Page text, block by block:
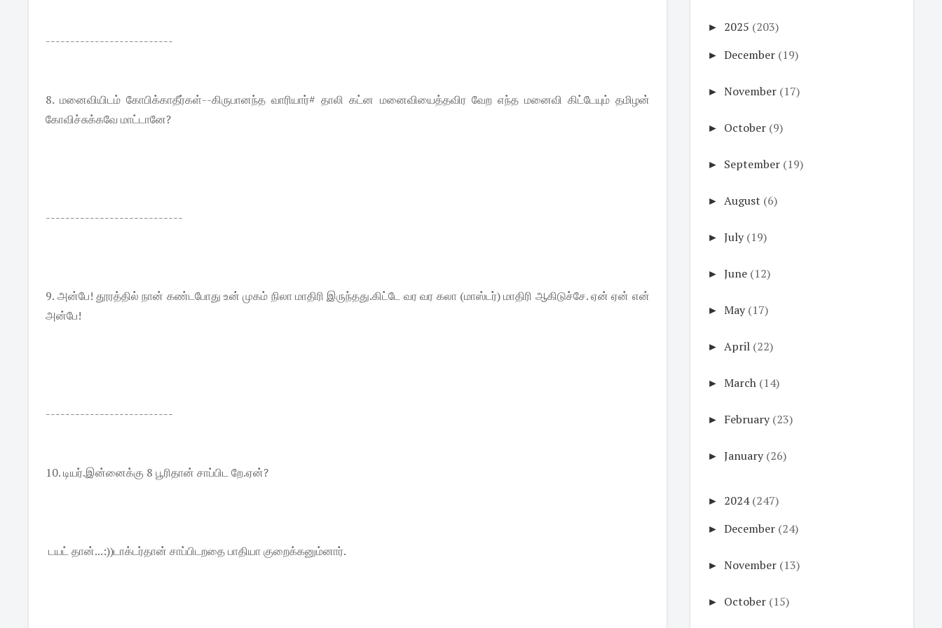
--------------------------
8. மனைவியிடம் கோபிக்காதீர்கள்--கிருபானந்த வாரியார்# தாலி கட்ன மனைவியைத்தவிர வேற எந்த மனைவி கிட்டேயும் தமிழன்
கோவிச்சுக்கவே மாட்டானே?
----------------------------
9. அன்பே! தூரத்தில் நான் கண்டபோது உன் முகம் நிலா மாதிரி இருந்தது.கிட்டே வர வர கலா (மாஸ்டர்) மாதிரி ஆகிடுச்சே. ஏன் ஏன் என்
அன்பே!
--------------------------
10. டியர்.இன்னைக்கு 8 பூரிதான் சாப்பிட றே.ஏன்?
டயட் தான்...:))டாக்டர்தான் சாப்பிடறதை பாதியா குறைக்கனும்னார்.
► 2025 (203)
► December (19)
► November (17)
► October (9)
► September (19)
► August (6)
► July (19)
► June (12)
► May (17)
► April (22)
► March (14)
► February (23)
► January (26)
► 2024 (247)
► December (24)
► November (13)
► October (15)